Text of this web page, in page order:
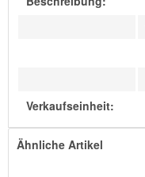
Verkaufseinheit:
Ähnliche Artikel